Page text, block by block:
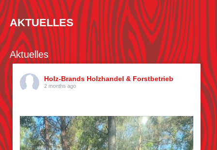
AKTUELLES
Aktuelles
Holz-Brands Holzhandel & Forstbetrieb
2 months ago